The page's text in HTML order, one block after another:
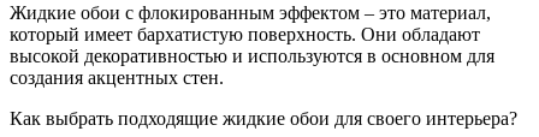
Жидкие обои с флокированным эффектом – это материал,
который имеет бархатистую поверхность. Они обладают
высокой декоративностью и используются в основном для
создания акцентных стен.
Как выбрать подходящие жидкие обои для своего интерьера?